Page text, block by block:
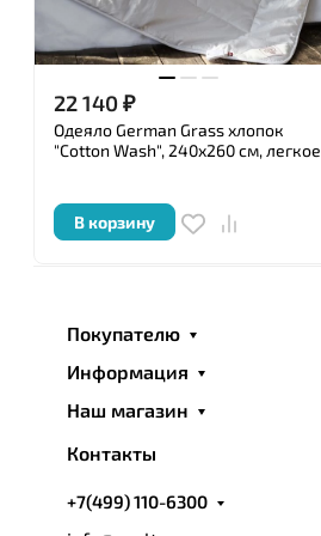
22 140₽
Одеяло German Grass хлопок
"Cotton Wash", 240x260 см, легкое
В корзину
Покупателю
Информация
Наш магазин
Контакты
+7(499) 110-6300